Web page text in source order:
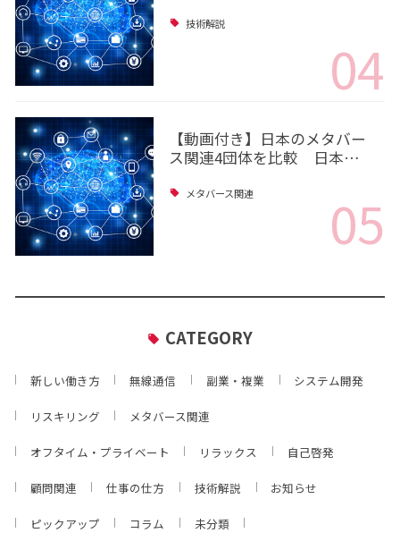
技術解説
04
【動画付き】日本のメタバー
ス関連4団体を比較 日本…
メタバース関連 05
CATEGORY
新しい働き方 無線通信 副業・複業 システム開発
リスキリング メタバース関連
オフタイム・プライベート リラックス 自己啓発
顧問関連 仕事の仕方 技術解説 お知らせ
ピックアップ コラム 未分類